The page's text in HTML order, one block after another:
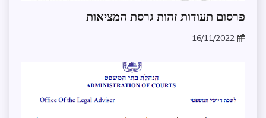
מידע
ממשל
המשפט
פרסום תעודות זהות גרסת המציאות
16/11/2022